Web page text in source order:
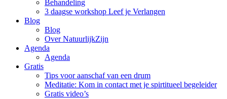
Behandeling
3 daagse workshop Leef je Verlangen
Blog
Blog
Over NatuurlijkZijn
Agenda
Agenda
Gratis
Tips voor aanschaf van een drum
Meditatie: Kom in contact met je spirtitueel begeleider
Gratis video’s